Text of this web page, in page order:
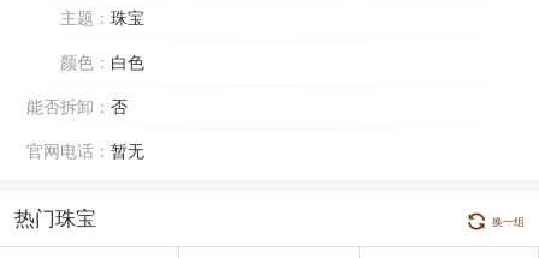
主题： 珠宝
颜色： 白色
能否拆卸： 否
官网电话： 暂无
热门珠宝 换一组